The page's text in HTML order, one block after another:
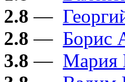
2.8 —
2.8 — Борис
3.8 — Мария